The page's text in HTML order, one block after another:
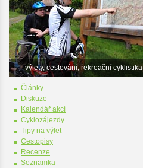
výlety, cestování, rekreační cyklistika
Články
Diskuze
Kalendář akcí
Cyklozájezdy
Tipy na výlet
Cestopisy
Recenze
Seznamka